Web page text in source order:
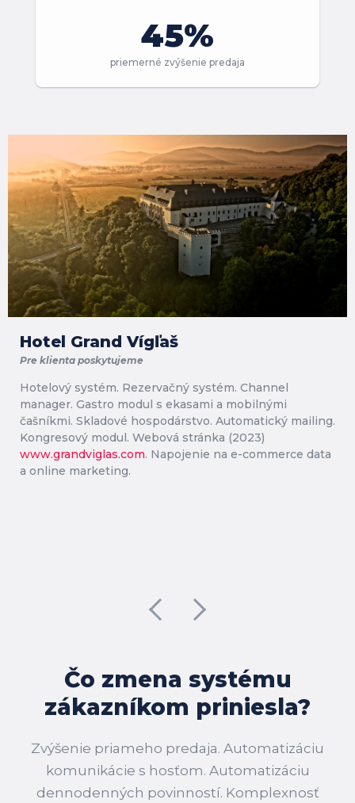
45%
priemerné zvýšenie predaja
Hotel Grand Vígľaš
Pre klienta poskytujeme
Hotelový systém. Rezervačný systém. Channel
manager. Gastro modul s ekasami a mobilnými
čašníkmi. Skladové hospodárstvo. Automatický mailing.
Kongresový modul. Webová stránka (2023)
www.grandviglas.com. Napojenie na e-commerce data
a online marketing.
Čo zmena systému
zákazníkom priniesla?
Zvýšenie priameho predaja. Automatizáciu
komunikácie s hosťom. Automatizáciu
dennodenných povinností. Komplexnosť